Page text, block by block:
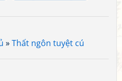
»Thất ngôn tuyệt cú